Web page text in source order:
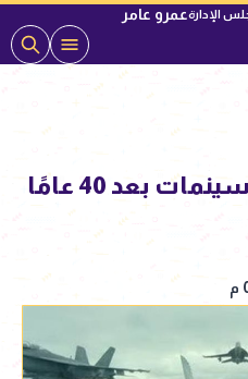
الإدارةعمرو عامر
Top Gun يعود إلى السينمات بعد 40 عامًا